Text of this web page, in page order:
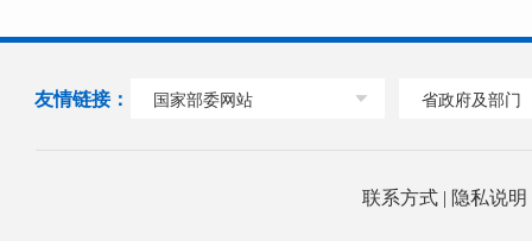
开阳县
1.贯彻
2.负责
友情链接： 国家部委网站 省政府及部门
联系方式 | 隐私说明